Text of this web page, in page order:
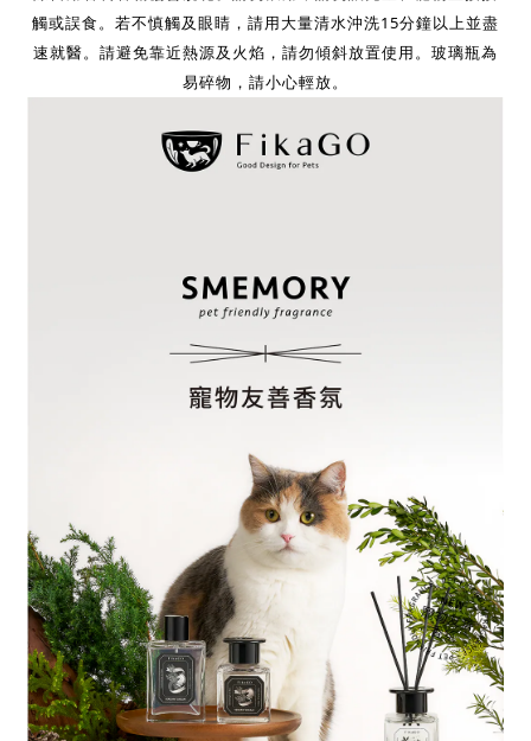
觸或誤食。若不慎觸及眼睛，請用大量清水沖洗15分鐘以上並盡
速就醫。請避免靠近熱源及火焰，請勿傾斜放置使用。玻璃瓶為
易碎物，請小心輕放。